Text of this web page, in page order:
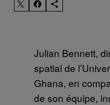
Julian Bennett,
spatial de
Ghana, en
de son équipe,